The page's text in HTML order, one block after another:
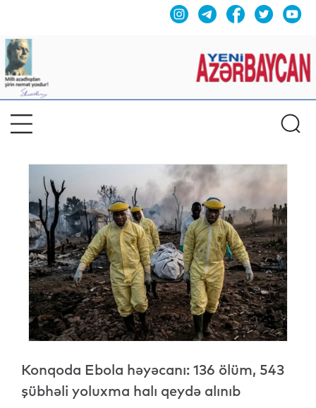
Konqoda Ebola həyəcanı: 136 ölüm, 543
şübhəli yoluxma halı qeydə alınıb